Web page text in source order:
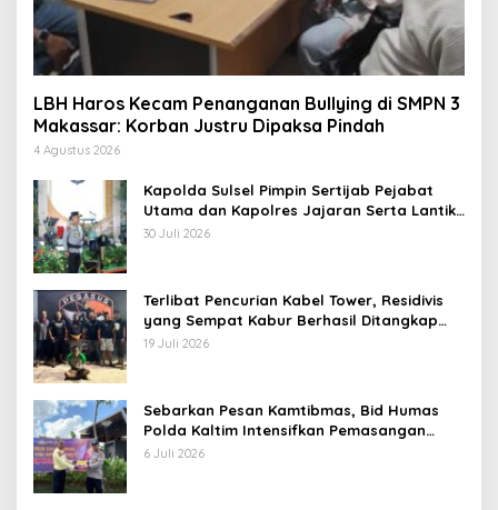
LBH Haros Kecam Penanganan Bullying di SMPN 3
Makassar: Korban Justru Dipaksa Pindah
4 Agustus 2026
Kapolda Sulsel Pimpin Sertijab Pejabat
Utama dan Kapolres Jajaran Serta Lantik
Karolog dan Kapolresta Gowa
30 Juli 2026
Terlibat Pencurian Kabel Tower, Residivis
yang Sempat Kabur Berhasil Ditangkap
Tim Gabungan di Jeneponto
19 Juli 2026
Sebarkan Pesan Kamtibmas, Bid Humas
Polda Kaltim Intensifkan Pemasangan
Spanduk serta Pembagian Stiker
6 Juli 2026